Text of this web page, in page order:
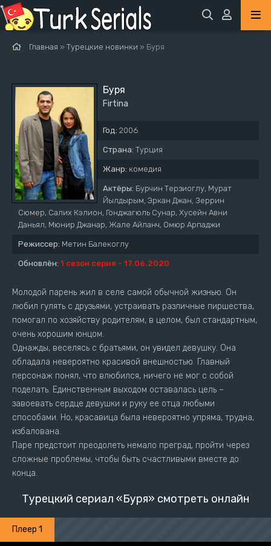
Главная » Турецкие новинки » Буря
Буря
Firtina
Год: 2006
Страна: Турция
Жанр: комедия
Актёры: Бурчин Терзиоглу, Мурат
Йылдырым, Эркан Джан, Зеррин
Сюмер, Салих Кэлион, Гонджагюль Сунар, Хусейн Авни
Даньял, Мюнир Джанар, Жале Айланч, Омюр Арпаджи
Режиссер: Метин Балекоглу
Обновлён: 1 сезон серия - 17.06.2020
Молодой парень жил в селе самой обычной жизнью. Он
любил гулять с друзьями, устраивать различные пиршества,
помогал по хозяйству родителям, в целом, был стандартным,
очень хорошим юнцом.
Однажды, веселясь с братьями, он увидел девушку. Она
обладала невероятно красивой внешностью. Главный
персонаж понял, что влюбился, ничего не мог с собой
поделать. Единственным выходом оставалась цель –
завоевать сердце девушки и руку ее отца любыми
способами. Но, красавица была невероятно упряма, трудна,
избалована.
Паре предстоит преодолеть немало преград, пройти через
сложные проблемы, чтобы быть счастливыми вместе до
конца.
Турецкий сериал «Буря» смотреть онлайн
Плеер 1